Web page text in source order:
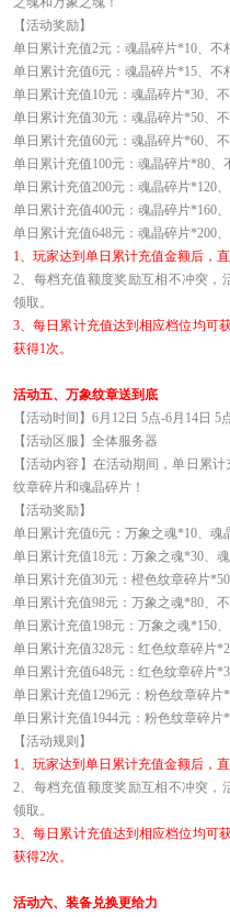
【活动奖励】
单日累计充值2元：魂晶碎片*10、不
单日累计充值6元：魂晶碎片*15、不
单日累计充值10元：魂晶碎片*30、
单日累计充值30元：魂晶碎片*50、
单日累计充值60元：魂晶碎片*60、
单日累计充值100元：魂晶碎片*80
单日累计充值200元：魂晶碎片*120
单日累计充值400元：魂晶碎片*160
单日累计充值648元：魂晶碎片*200
1、玩家达到单日累计充值金额后，
2、每档充值额度奖励互相不冲突，
领取。
3、每日累计充值达到相应档位均可
获得1次。
活动五、万象纹章送到底
【活动时间】6月12日 5点-6月14日 5
【活动区服】全体服务器
【活动内容】在活动期间，单日累
纹章碎片和魂晶碎片！
【活动奖励】
单日累计充值6元：万象之魂*10、魂
单日累计充值18元：万象之魂*30、
单日累计充值30元：橙色纹章碎片
单日累计充值98元：万象之魂*80、
单日累计充值198元：万象之魂*150
单日累计充值328元：红色纹章碎片
单日累计充值648元：红色纹章碎片
单日累计充值1296元：粉色纹章碎
单日累计充值1944元：粉色纹章碎
【活动规则】
1、玩家达到单日累计充值金额后，
2、每档充值额度奖励互相不冲突，
领取。
3、每日累计充值达到相应档位均可
获得2次。
活动六、装备兑换更给力